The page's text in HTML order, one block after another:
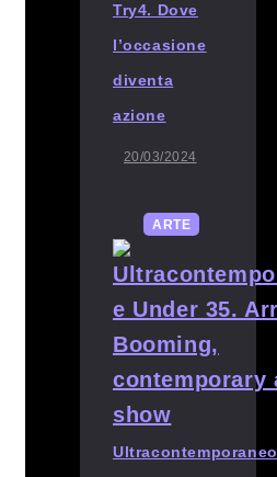
Try4. Dove
l’occasione
diventa
azione
20/03/2024
ARTE
Ultracontemporaneo